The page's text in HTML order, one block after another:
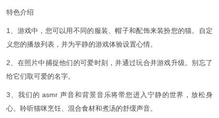
特色介绍
1、游戏中，您可以用不同的服装、帽子和配饰来装扮您的猫。自定
义您的播放列表，并为平静的游戏体验设置心情。
2、在照片中捕捉他们的可爱时刻，并通过玩合并游戏升级。别忘了
给它们取可爱的名字。
3、我们的 asmr 声音和背景音乐将带您进入宁静的世界，放松身
心。聆听猫咪烹饪、混合食材和煮汤的舒缓声音。